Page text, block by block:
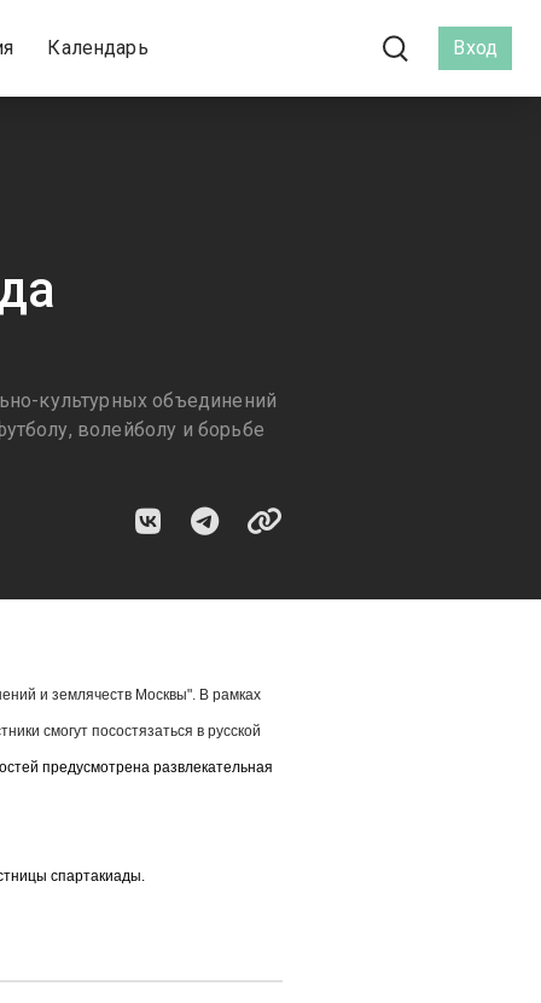
Календарь Вход
культурных объединений
волейболу и борьбе
и землячеств Москвы". В рамках
смогут посостязаться в русской
предусмотрена развлекательная
спартакиады.